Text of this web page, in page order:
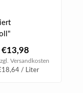
und Erd..
€13,98
Versandkosten
/ Liter